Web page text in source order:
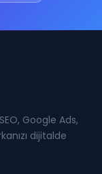
Google Ads,
dijitalde